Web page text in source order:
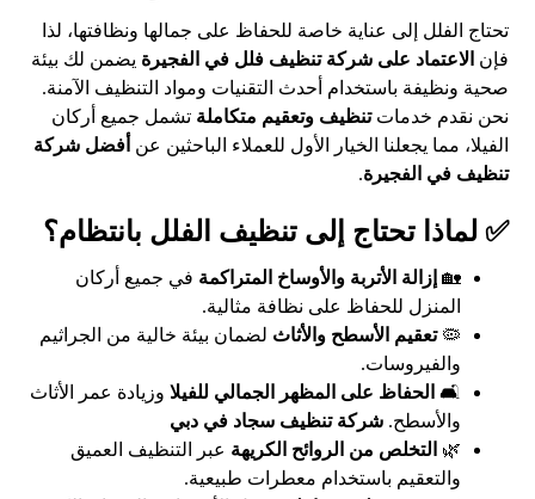
تحتاج الفلل إلى عناية خاصة للحفاظ على جمالها ونظافتها، لذا
فإن الاعتماد على شركة تنظيف فلل في الفجيرة يضمن لك بيئة
صحية ونظيفة باستخدام أحدث التقنيات ومواد التنظيف الآمنة.
نحن نقدم خدماتتنظيف وتعقيم متكاملة تشمل جميع أركان
الفيلا، مما يجعلنا الخيار الأول للعملاء الباحثين عن أفضل شركة
تنظيف في الفجيرة.
✅ لماذا تحتاج إلى تنظيف الفلل بانتظام؟
🏡 إزالة الأتربة والأوساخ المتراكمة في جميع أركان
المنزل للحفاظ على نظافة مثالية.
🦠تعقيم الأسطح والأثاث لضمان بيئة خالية من الجراثيم
والفيروسات.
🛋️ الحفاظ على المظهر الجمالي للفيلا وزيادة عمر الأثاث
والأسطح.شركة تنظيف سجاد في دبي
🌿 التخلص من الروائح الكريهة عبر التنظيف العميق
والتعقيم باستخدام معطرات طبيعية.